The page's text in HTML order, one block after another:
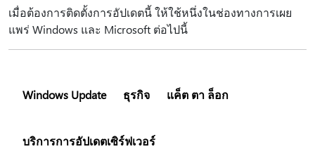
เมื่อต้องการติดตั้งการอัปเดตนี้ ให้ใช้หนึ่งในช่องทางการเผย
แพร่ Windows และ Microsoft ต่อไปนี้
Windows Update ธุรกิจ แค็ต ตา ล็อก
บริการการอัปเดตเซิร์ฟเวอร์